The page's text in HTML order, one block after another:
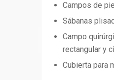
Campos de
Sábanas
Campo
rectangular y
Cubierta para